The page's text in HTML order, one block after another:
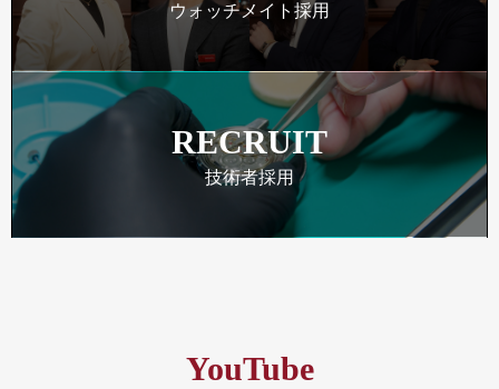
ウォッチメイト採用
RECRUIT
技術者採用
YouTube